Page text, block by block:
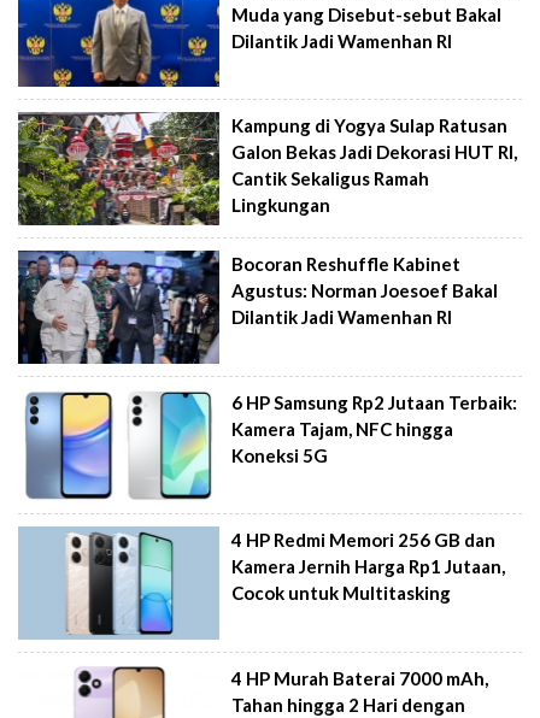
Muda yang Disebut-sebut Bakal
Dilantik Jadi Wamenhan RI
Kampung di Yogya Sulap Ratusan
Galon Bekas Jadi Dekorasi HUT RI,
Cantik Sekaligus Ramah
Lingkungan
Bocoran Reshuffle Kabinet
Agustus: Norman Joesoef Bakal
Dilantik Jadi Wamenhan RI
6 HP Samsung Rp2 Jutaan Terbaik:
Kamera Tajam, NFC hingga
Koneksi 5G
4 HP Redmi Memori 256 GB dan
Kamera Jernih Harga Rp1 Jutaan,
Cocok untuk Multitasking
4 HP Murah Baterai 7000 mAh,
Tahan hingga 2 Hari dengan